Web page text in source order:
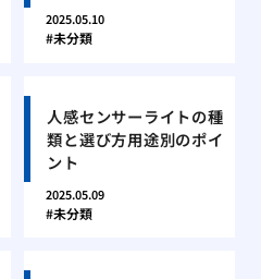
2025.05.10
未分類
人感センサーライトの種
類と選び方用途別のポイ
ント
2025.05.09
未分類